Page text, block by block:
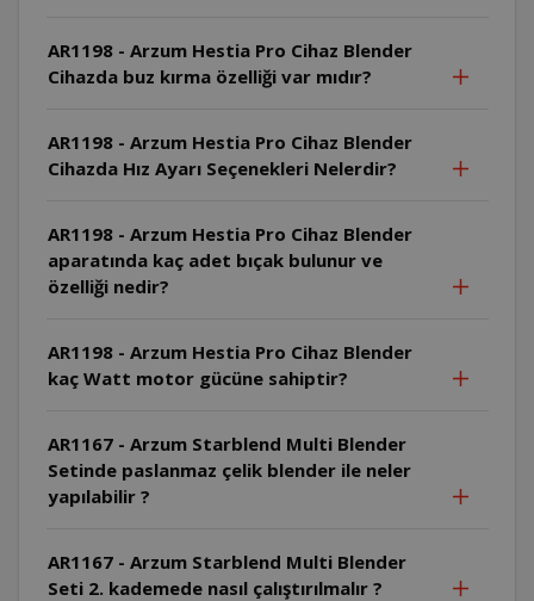
AR1198 - Arzum Hestia Pro Cihaz Blender
Cihazda buz kırma özelliği var mıdır?
AR1198 - Arzum Hestia Pro Cihaz Blender
Cihazda Hız Ayarı Seçenekleri Nelerdir?
AR1198 - Arzum Hestia Pro Cihaz Blender
aparatında kaç adet bıçak bulunur ve
özelliği nedir?
AR1198 - Arzum Hestia Pro Cihaz Blender
kaç Watt motor gücüne sahiptir?
AR1167 - Arzum Starblend Multi Blender
Setinde paslanmaz çelik blender ile neler
yapılabilir ?
AR1167 - Arzum Starblend Multi Blender
Seti 2. kademede nasıl çalıştırılmalır ?